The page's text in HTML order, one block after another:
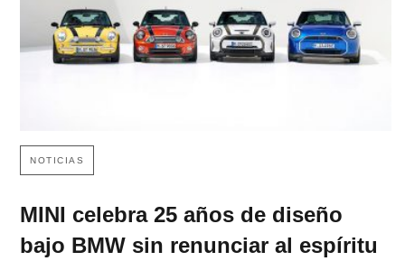
NOTICIAS
MINI celebra 25 años de diseño
bajo BMW sin renunciar al espíritu